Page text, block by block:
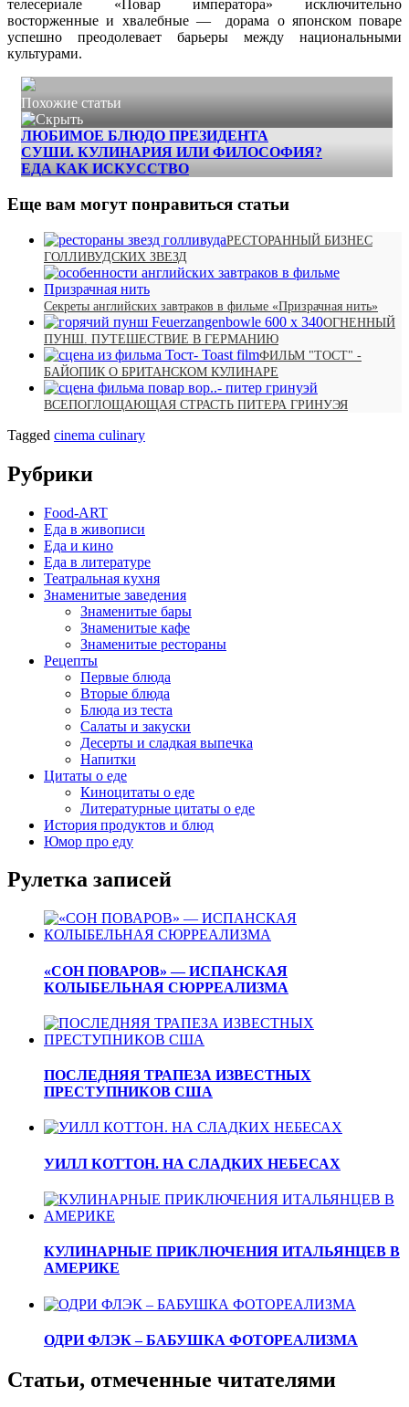
телесериале «Повар императора» исключительно
восторженные и хвалебные — дорама о японском поваре
успешно преодолевает барьеры между национальными
культурами.
Похожие статьи
ЛЮБИМОЕ БЛЮДО ПРЕЗИДЕНТА
СУШИ. КУЛИНАРИЯ ИЛИ ФИЛОСОФИЯ?
ЕДА КАК ИСКУССТВО
Еще вам могут понравиться статьи
РЕСТОРАННЫЙ БИЗНЕС
ГОЛЛИВУДСКИХ ЗВЕЗД
Секреты английских завтраков в фильме «Призрачная нить»
ОГНЕННЫЙ
ПУНШ. ПУТЕШЕСТВИЕ В ГЕРМАНИЮ
ФИЛЬМ "ТОСТ" -
БАЙОПИК О БРИТАНСКОМ КУЛИНАРЕ
ВСЕПОГЛОЩАЮЩАЯ СТРАСТЬ ПИТЕРА ГРИНУЭЯ
Tagged cinema culinary
Рубрики
Food-ART
Еда в живописи
Еда и кино
Еда в литературе
Театральная кухня
Знаменитые заведения
Знаменитые бары
Знаменитые кафе
Знаменитые рестораны
Рецепты
Первые блюда
Вторые блюда
Блюда из теста
Салаты и закуски
Десерты и сладкая выпечка
Напитки
Цитаты о еде
Киноцитаты о еде
Литературные цитаты o еде
История продуктов и блюд
Юмор про еду
Рулетка записей
«СОН ПОВАРОВ» — ИСПАНСКАЯ
КОЛЫБЕЛЬНАЯ СЮРРЕАЛИЗМА
ПОСЛЕДНЯЯ ТРАПЕЗА ИЗВЕСТНЫХ
ПРЕСТУПНИКОВ США
УИЛЛ КОТТОН. НА СЛАДКИХ НЕБЕСАХ
КУЛИНАРНЫЕ ПРИКЛЮЧЕНИЯ ИТАЛЬЯНЦЕВ В
АМЕРИКЕ
ОДРИ ФЛЭК – БАБУШКА ФОТОРЕАЛИЗМА
Статьи, отмеченные читателями